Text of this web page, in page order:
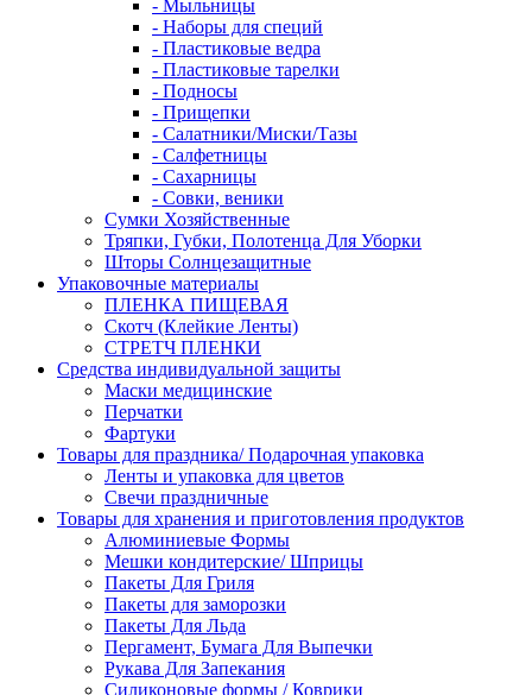
- Мыльницы
- Наборы для специй
- Пластиковые ведра
- Пластиковые тарелки
- Подносы
- Прищепки
- Салатники/Миски/Тазы
- Салфетницы
- Сахарницы
- Совки, веники
Сумки Хозяйственные
Тряпки, Губки, Полотенца Для Уборки
Шторы Солнцезащитные
Упаковочные материалы
ПЛЕНКА ПИЩЕВАЯ
Скотч (Клейкие Ленты)
СТРЕТЧ ПЛЕНКИ
Средства индивидуальной защиты
Маски медицинские
Перчатки
Фартуки
Товары для праздника/ Подарочная упаковка
Ленты и упаковка для цветов
Свечи праздничные
Товары для хранения и приготовления продуктов
Алюминиевые Формы
Мешки кондитерские/ Шприцы
Пакеты Для Гриля
Пакеты для заморозки
Пакеты Для Льда
Пергамент, Бумага Для Выпечки
Рукава Для Запекания
Силиконовые формы / Коврики